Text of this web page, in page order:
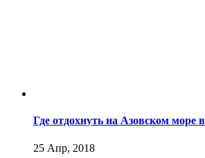
Где отдохнуть на Азовском море
25 Апр, 2018